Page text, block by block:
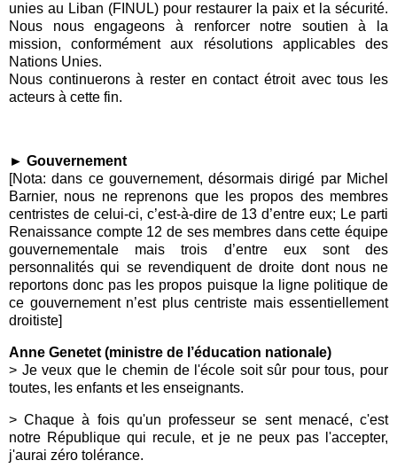
unies au Liban (FINUL) pour restaurer la paix et la sécurité.
Nous nous engageons à renforcer notre soutien à la
mission, conformément aux résolutions applicables des
Nations Unies.
Nous continuerons à rester en contact étroit avec tous les
acteurs à cette fin.
► Gouvernement
[Nota: dans ce gouvernement, désormais dirigé par Michel
Barnier, nous ne reprenons que les propos des membres
centristes de celui-ci, c’est-à-dire de 13 d’entre eux; Le parti
Renaissance compte 12 de ses membres dans cette équipe
gouvernementale mais trois d’entre eux sont des
personnalités qui se revendiquent de droite dont nous ne
reportons donc pas les propos puisque la ligne politique de
ce gouvernement n’est plus centriste mais essentiellement
droitiste]
Anne Genetet (ministre de l’éducation nationale)
> Je veux que le chemin de l'école soit sûr pour tous, pour
toutes, les enfants et les enseignants.
> Chaque à fois qu'un professeur se sent menacé, c'est
notre République qui recule, et je ne peux pas l'accepter,
j'aurai zéro tolérance.